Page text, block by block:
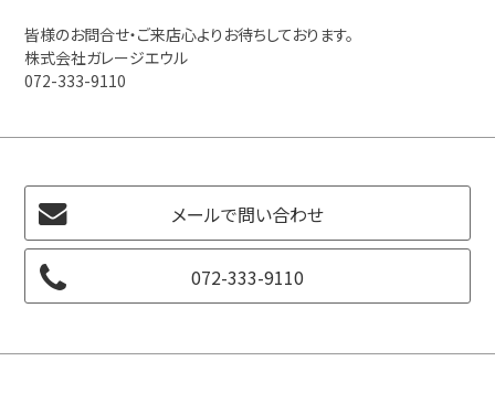
皆様のお問合せ・ご来店心よりお待ちしております。
株式会社ガレージエウル
072-333-9110
メールで問い合わせ
072-333-9110